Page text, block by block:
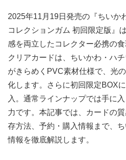
2025年11月19日発売の『ちいか
コレクションガム 初回限定版』
感を両立したコレクター必携の
クリアカードは、ちいかわ・ハ
がきらめくPVC素材仕様で、光
化します。さらに初回限定BOX
入。通常ラインナップでは手に
力です。本記事では、カードの
存方法、予約・購入情報まで、
情報を徹底解説します。